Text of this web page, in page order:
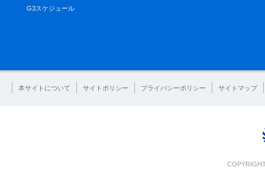
G3スケジュール
本サイトについて サイトポリシー プライバシーポリシー サイトマップ